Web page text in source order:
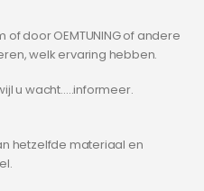
of door OEMTUNING of andere
welk ervaring hebben.
u wacht…..informeer.
hetzelfde materiaal en